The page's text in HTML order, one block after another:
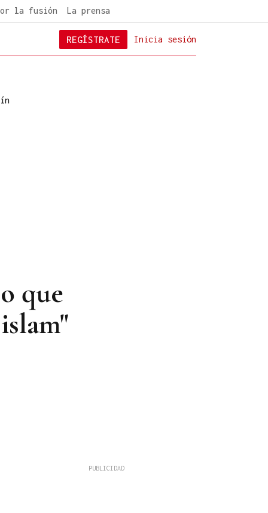
la fusión La prensa
Inicia sesión
REGÍSTRATE
que